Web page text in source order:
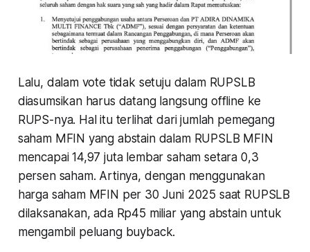
Lalu, dalam vote tidak setuju dalam RUPSLB
diasumsikan harus datang langsung offline ke
RUPS-nya. Hal itu terlihat dari jumlah pemegang
saham MFIN yang abstain dalam RUPSLB MFIN
mencapai 14,97 juta lembar saham setara 0,3
persen saham. Artinya, dengan menggunakan
harga saham MFIN per 30 Juni 2025 saat RUPSLB
dilaksanakan, ada Rp45 miliar yang abstain untuk
mengambil peluang buyback.